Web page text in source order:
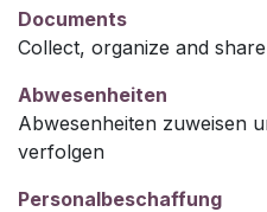
Documents
Collect, organize and
Abwesenheiten
Abwesenheiten zuweisen
verfolgen
Personalbeschaffung